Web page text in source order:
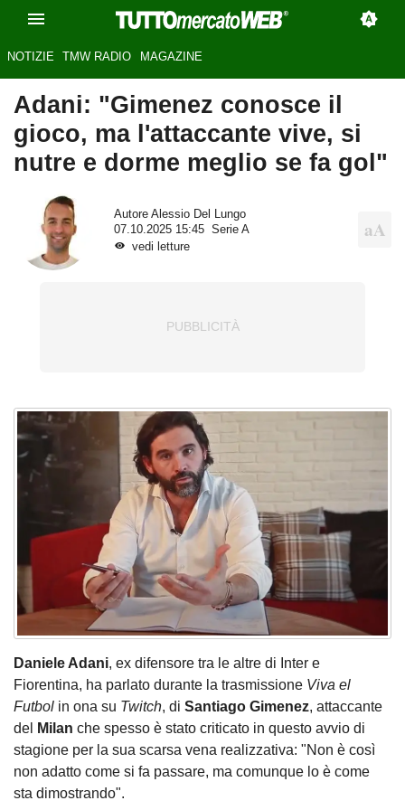
NOTIZIE TMW RADIO MAGAZINE
Adani: "Gimenez conosce il
gioco, ma l'attaccante vive, si
nutre e dorme meglio se fa gol"
Autore Alessio Del Lungo
07.10.2025 15:45
Serie A
vedi letture
Daniele Adani, ex difensore tra le altre di Inter e
Fiorentina, ha parlato durante la trasmissione Viva el
Futbol in ona su Twitch, di Santiago Gimenez, attaccante
del
Milan che spesso è stato criticato in questo avvio di
stagione per la sua scarsa vena realizzativa: "Non è così
non adatto come si fa passare, ma comunque lo è come
sta dimostrando".